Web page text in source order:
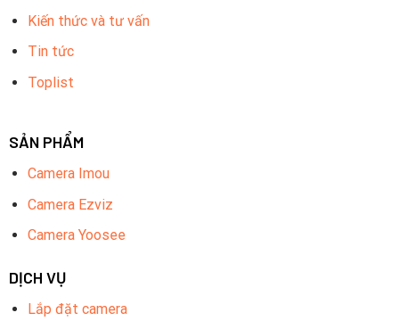
Kiến thức và tư vấn
Tin tức
Toplist
SẢN PHẨM
Camera Imou
Camera Ezviz
Camera Yoosee
DỊCH VỤ
Lắp đặt camera